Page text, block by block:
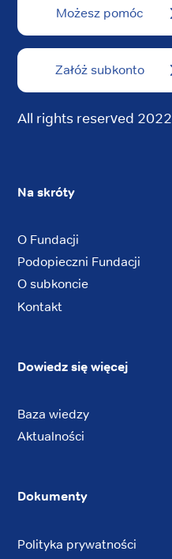
Możesz pomóc
Załóż subkonto
All rights reserved 2022
Na skróty
O Fundacji
Podopieczni Fundacji
O subkoncie
Kontakt
Dowiedz się więcej
Baza wiedzy
Aktualności
Dokumenty
Polityka prywatności